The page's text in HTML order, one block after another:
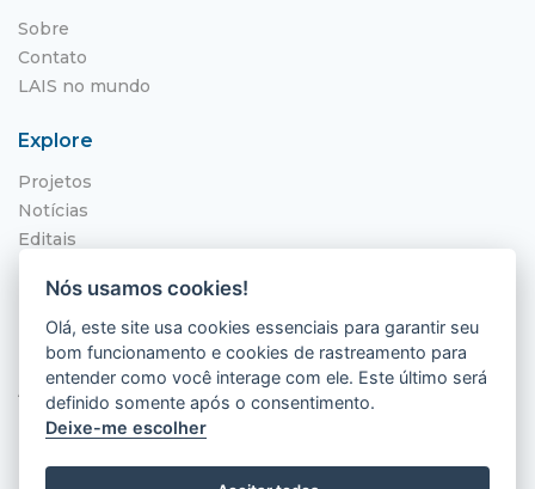
Sobre
Contato
LAIS no mundo
Explore
Projetos
Notícias
Editais
Localização
Hospital Universitário Onofre Lopes - HUOL
Av. Nilo Peçanha, 620 - Petrópolis
Natal - RN, 59012-300
Nós usamos cookies!
Olá, este site usa cookies essenciais para garantir seu
bom funcionamento e cookies de rastreamento para
entender como você interage com ele. Este último será
definido somente após o consentimento.
Deixe-me escolher